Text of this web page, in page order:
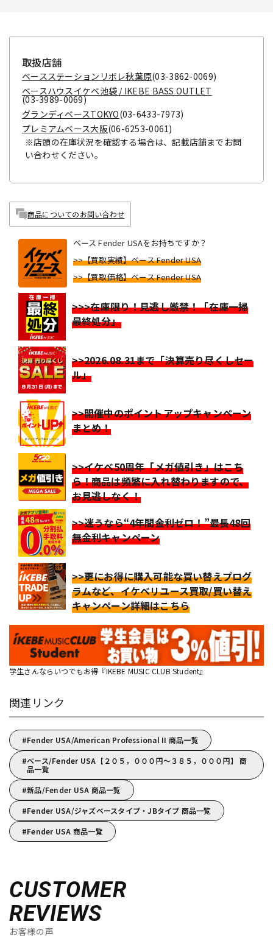
取扱店舗
ベースステーションリボレ秋葉原(03-3862-0069)
ベースハウスイケベ池袋 / IKEBE BASS OUTLET
(03-3989-0069)
グランディベースTOKYO(03-6433-7973)
プレミアムベース大阪(06-6253-0061)
※店頭の在庫状況を確認する場合は、記載店舗までお問
い合わせください。
商品についてのお問い合わせ
ベース Fender USAをお持ちですか？
>>【買取実績】ベース Fender USA
>>【買取価格】ベース Fender USA
>>>在庫限り！見逃し厳禁！「在庫一掃
最終処分」
>>2026.08.31まで「決算売り尽くしセー
ル」
>>開催中のポイントアップキャンペーン
まとめ！
>>イケベ50周年「メガ値引き」はこち
ら！商品は頻繁に入れ替わりますので、
お見逃しなく！
>>迷うなら“4年間金利ゼロ！”最長48回
無金利キャンペーン
>>更にお得に購入可能な買い替えプログ
ラムなど、イケベリユース買取/買い替え
キャンペーン詳細はこちら
学生さんならいつでもお得『IKEBE MUSIC CLUB Student』
関連リンク
Fender USA/American Professional II 商品一覧
ベース/Fender USA【２０５，０００円～３８５，０００円】 商
品一覧
新品/Fender USA 商品一覧
Fender USA/ジャズベースタイプ・JBタイプ 商品一覧
Fender USA 商品一覧
CUSTOMER
REVIEWS
お客様の声